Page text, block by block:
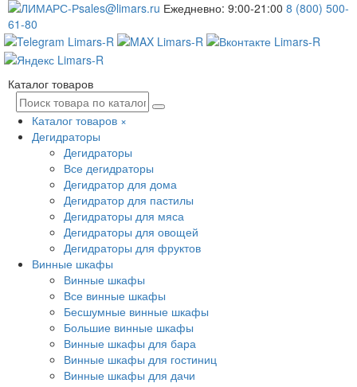
sales@limars.ru Ежедневно: 9:00-21:00 8 (800) 500-
61-80
Каталог товаров
Каталог товаров ×
Дегидраторы
Дегидраторы
Все дегидраторы
Дегидратор для дома
Дегидратор для пастилы
Дегидраторы для мяса
Дегидраторы для овощей
Дегидраторы для фруктов
Винные шкафы
Винные шкафы
Все винные шкафы
Бесшумные винные шкафы
Большие винные шкафы
Винные шкафы для бара
Винные шкафы для гостиниц
Винные шкафы для дачи